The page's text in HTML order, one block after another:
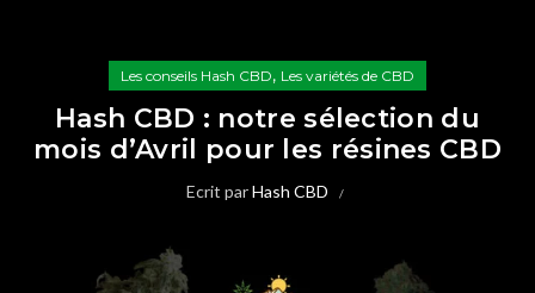
Les conseils Hash CBD, Les variétés de CBD
Hash CBD : notre sélection du
mois d’Avril pour les résines CBD
Ecrit parHash CBD